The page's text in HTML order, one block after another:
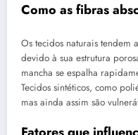
Como as fibras
Os tecidos naturais tendem
devido à sua estrutura
mancha se espalha
Tecidos sintéticos, como
mas ainda assim são